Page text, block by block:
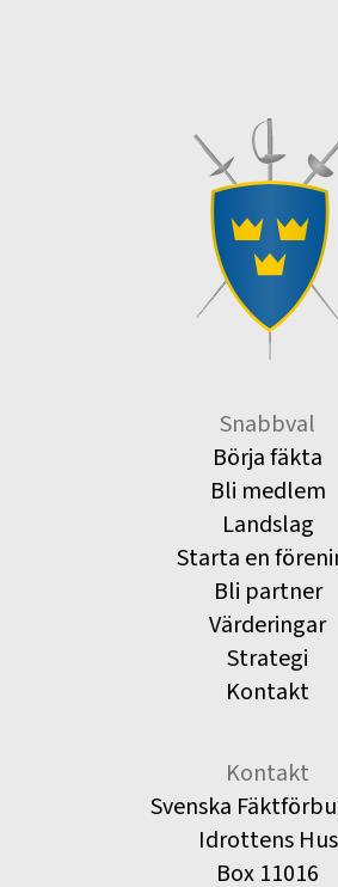
Snabbval
Börja fäkta
Bli medlem
Landslag
Starta en
Bli partner
Värderingar
Strategi
Kontakt
Kontakt
Svenska
Idrottens Hus
Box 11016